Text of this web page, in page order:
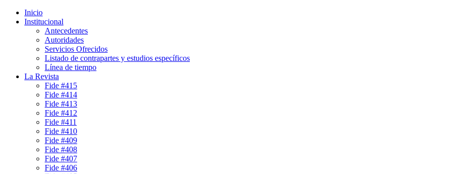
Inicio
Institucional
Antecedentes
Autoridades
Servicios Ofrecidos
Listado de contrapartes y estudios específicos
Línea de tiempo
La Revista
Fide #415
Fide #414
Fide #413
Fide #412
Fide #411
Fide #410
Fide #409
Fide #408
Fide #407
Fide #406